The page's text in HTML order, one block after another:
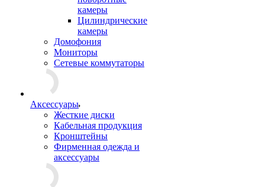
камеры
Цилиндрические
камеры
Домофония
Мониторы
Сетевые коммутаторы
Аксессуары
Жесткие диски
Кабельная продукция
Кронштейны
Фирменная одежда и
аксессуары